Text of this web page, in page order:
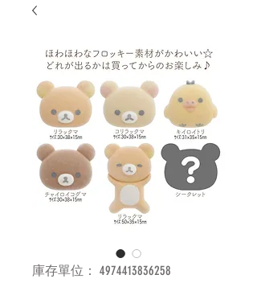
庫存單位： 4974413836258